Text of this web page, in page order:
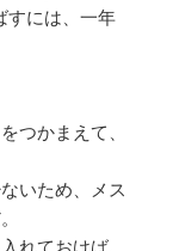
すには、一年
つかまえて、
いため、メス
れておけば、